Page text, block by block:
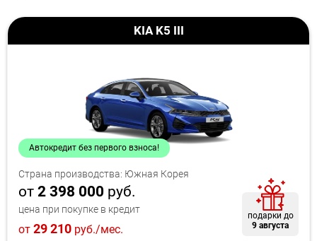
KIA K5 III
Автокредит без первого взноса!
Страна производства: Южная Корея
от 2 398 000 руб.
цена при покупке в кредит
от 29 210 руб./мес.
подарки до
9 августа